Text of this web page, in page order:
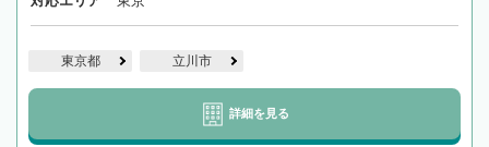
東京都 立川市
詳細を見る